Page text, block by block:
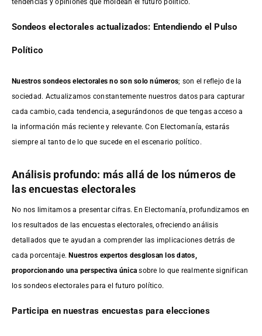
Sondeos electorales actualizados: Entendiendo el Pulso
Político
Nuestros sondeos electorales no son solo números; son el reflejo de la
sociedad. Actualizamos constantemente nuestros datos para capturar
cada cambio, cada tendencia, asegurándonos de que tengas acceso a
la información más reciente y relevante. Con Electomanía, estarás
siempre al tanto de lo que sucede en el escenario político.
Análisis profundo: más allá de los números de
las encuestas electorales
No nos limitamos a presentar cifras. En Electomanía, profundizamos en
los resultados de las encuestas electorales, ofreciendo análisis
detallados que te ayudan a comprender las implicaciones detrás de
cada porcentaje.Nuestros expertos desglosan los datos,
proporcionando una perspectiva única sobre lo que realmente significan
los sondeos electorales para el futuro político.
Participa en nuestras encuestas para elecciones